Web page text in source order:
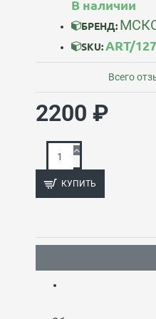
В наличии
БРЕНД:
SKU:ART/
Всего
2200 ₽
КУПИТЬ